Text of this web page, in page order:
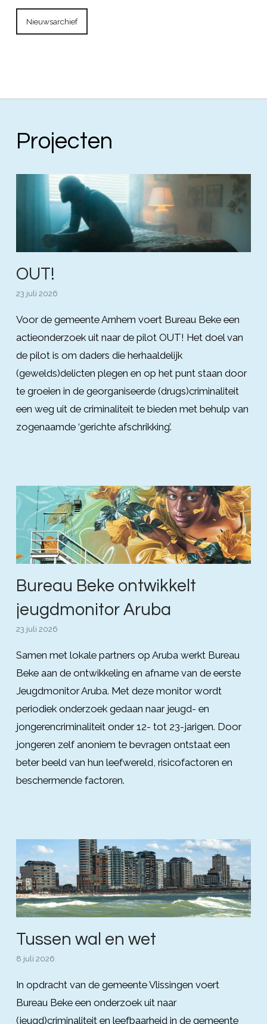
Nieuwsarchief
Projecten
OUT!
23 juli 2026
Voor de gemeente Arnhem voert Bureau Beke een
actieonderzoek uit naar de pilot OUT! Het doel van
de pilot is om daders die herhaaldelijk
(gewelds)delicten plegen en op het punt staan door
te groeien in de georganiseerde (drugs)criminaliteit
een weg uit de criminaliteit te bieden met behulp van
zogenaamde ‘gerichte afschrikking’.
Bureau Beke ontwikkelt
jeugdmonitor Aruba
23 juli 2026
Samen met lokale partners op Aruba werkt Bureau
Beke aan de ontwikkeling en afname van de eerste
Jeugdmonitor Aruba. Met deze monitor wordt
periodiek onderzoek gedaan naar jeugd- en
jongerencriminaliteit onder 12- tot 23-jarigen. Door
jongeren zelf anoniem te bevragen ontstaat een
beter beeld van hun leefwereld, risicofactoren en
beschermende factoren.
Tussen wal en wet
8 juli 2026
In opdracht van de gemeente Vlissingen voert
Bureau Beke een onderzoek uit naar
(jeugd)criminaliteit en leefbaarheid in de gemeente